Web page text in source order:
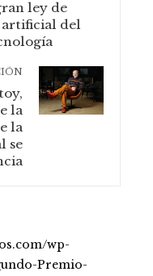
ley de
del
la
la
se